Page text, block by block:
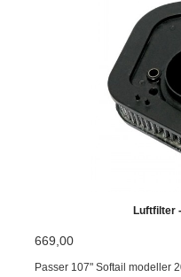
Luftfilter
669,00
Passer 107" Softail modeller